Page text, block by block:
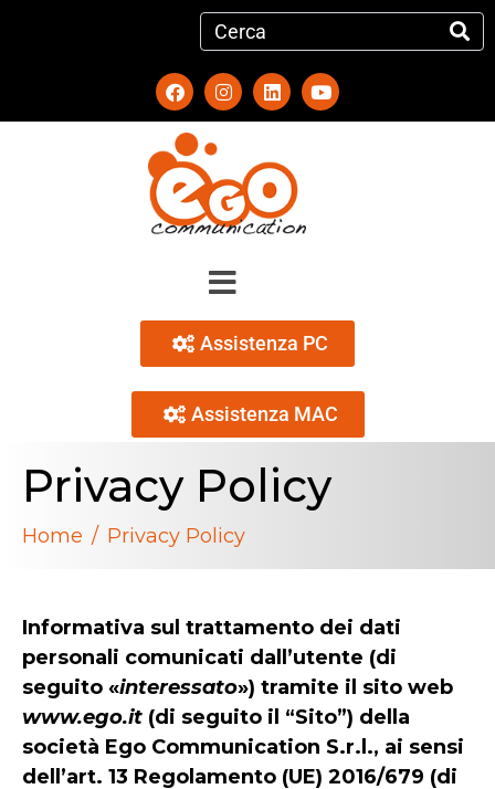
Assistenza PC
Assistenza MAC
Privacy Policy
Home Privacy Policy
Informativa sul trattamento dei dati
personali comunicati dall’utente (di
seguito «interessato») tramite il sito web
www.ego.it (di seguito il “Sito”) della
società Ego Communication S.r.l., ai sensi
dell’art. 13 Regolamento (UE) 2016/679 (di